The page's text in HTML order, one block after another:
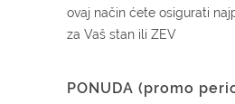
ovaj način ćete osigurati
za Vaš stan ili ZEV
PONUDA (promo